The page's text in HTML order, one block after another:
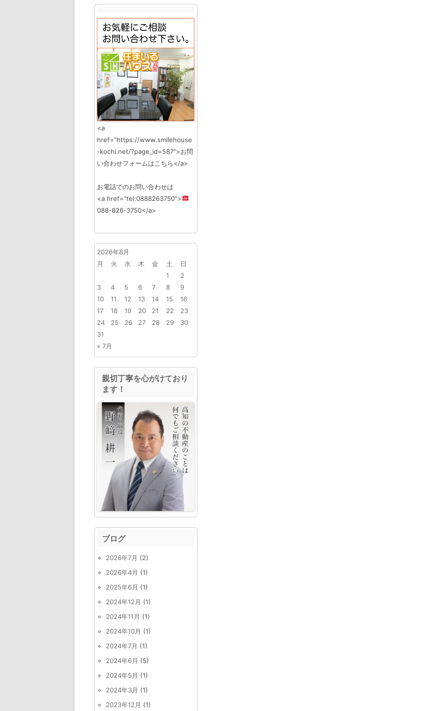
<a
href="https://www.smilehouse
-kochi.net/?page_id=587">お問
い合わせフォームはこちら</a>
お電話でのお問い合わせは
<a href="tel:0888263750">
088-826-3750</a>
2026年8月
月
火 水 木 金 土
日
1
2
3
4 5 6 7 8
9
10
11 12 13 14 15
16
17
18 19 20 21 22
23
24
25 26 27 28 29
30
31
« 7月
親切丁寧を心がけており
ます！
ブログ
2026年7月 (2)
2026年4月 (1)
2025年6月 (1)
2024年12月 (1)
2024年11月 (1)
2024年10月 (1)
2024年7月 (1)
2024年6月 (5)
2024年5月 (1)
2024年3月 (1)
2023年12月 (1)